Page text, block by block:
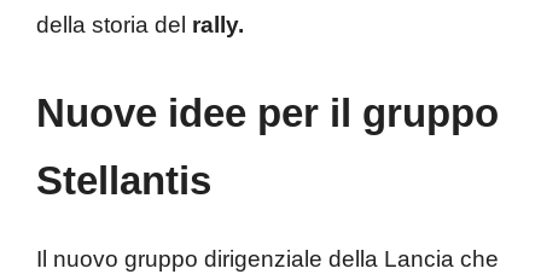
della storia del rally.
Nuove idee per il gruppo
Stellantis
Il nuovo gruppo dirigenziale della Lancia che